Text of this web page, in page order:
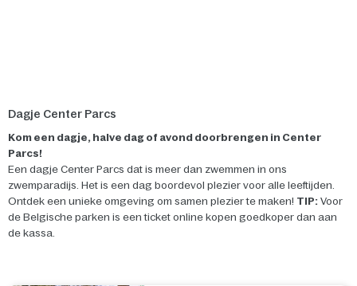
Dagje Center Parcs
Kom een dagje, halve dag of avond doorbrengen in Center
Parcs!
Een dagje Center Parcs dat is meer dan zwemmen in ons
zwemparadijs. Het is een dag boordevol plezier voor alle leeftijden.
Ontdek een unieke omgeving om samen plezier te maken! TIP: Voor
de Belgische parken is een ticket online kopen goedkoper dan aan
de kassa.